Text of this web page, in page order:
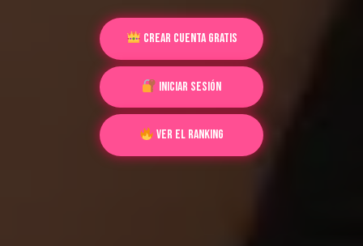
Crear Cuenta Gratis
Iniciar Sesión
Ver el Ranking